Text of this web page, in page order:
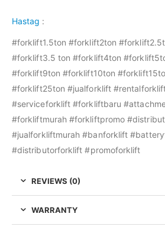
Hastag :
#forklift1.5ton #forklift2ton
#forklift3.5 ton #forklift4ton
#forklift9ton #forklift10ton
#forklift25ton #jualforklift
#serviceforklift #forkliftbaru
#forkliftmurah #forkliftpromo
#jualforkliftmurah #banforklift
#distributorforklift #promoforklift
REVIEWS (0)
WARRANTY